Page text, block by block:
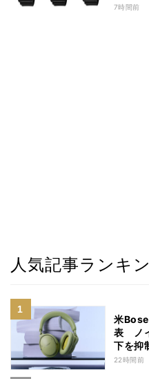
7時間前
人気記事ランキ
米
表 ノ
下を抑
22時間前